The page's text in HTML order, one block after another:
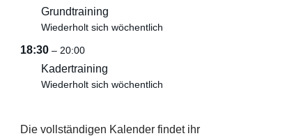
Grundtraining
Wiederholt sich wöchentlich
18:30 – 20:00
Kadertraining
Wiederholt sich wöchentlich
Die vollständigen Kalender findet ihr